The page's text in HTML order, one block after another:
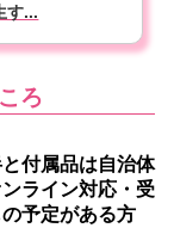
す...
ろ
付属品は自治体
ライン対応・受
予定がある方